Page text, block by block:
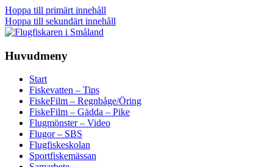
Hoppa till primärt innehåll
Hoppa till sekundärt innehåll
Flugfiskaren i Småland
En
flugfiskeblogg
Huvudmeny
Start
Fiskevatten – Tips
FiskeFilm – Regnbåge/Öring
FiskeFilm – Gädda – Pike
Flugmönster – Video
Flugor – SBS
Flugfiskeskolan
Sportfiskemässan